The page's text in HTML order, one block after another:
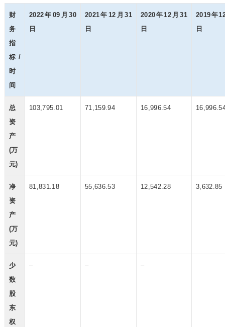
财
务
指
标/
时
间
2022年09月30
日
2021年12月31
日
2020年12月31
日
2019年
日
总
资
产
(万
元)
103,795.01 71,159.94 16,996.54
净
资
产
(万
元)
81,831.18 55,636.53 12,542.28 3,632.85
少
数
股
东
权
– – –